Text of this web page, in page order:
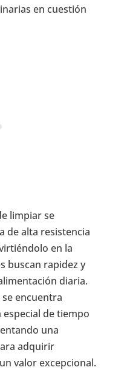
en cuestión
limpiar se
de alta resistencia
en la
buscan rapidez y
diaria.
encuentra
de tiempo
una
adquirir
valor excepcional.